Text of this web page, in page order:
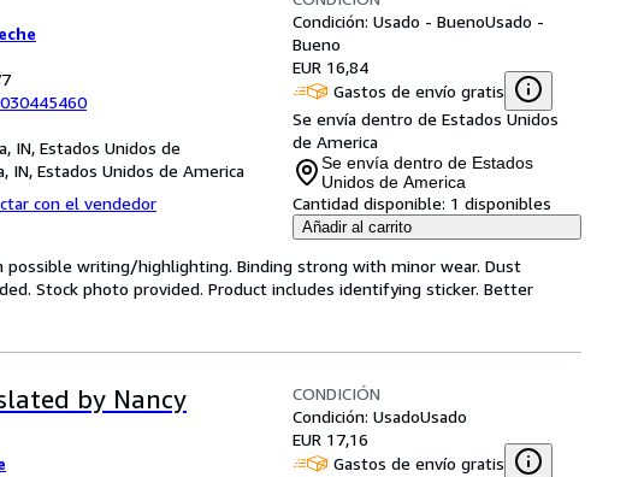
IN, Estados Unidos de
IN, Estados Unidos de America
con el vendedor
Condición: Usado - BuenoUsado -
Bueno
EUR 16,84
Gastos de envío gratis
Se envía dentro de Estados Unidos
de America
Se envía dentro de Estados
Unidos de America
Cantidad disponible: 1 disponibles
Añadir al carrito
possible writing/highlighting. Binding strong with minor wear. Dust
Stock photo provided. Product includes identifying sticker. Better
by Nancy
CONDICIÓN
Condición: UsadoUsado
EUR 17,16
Gastos de envío gratis